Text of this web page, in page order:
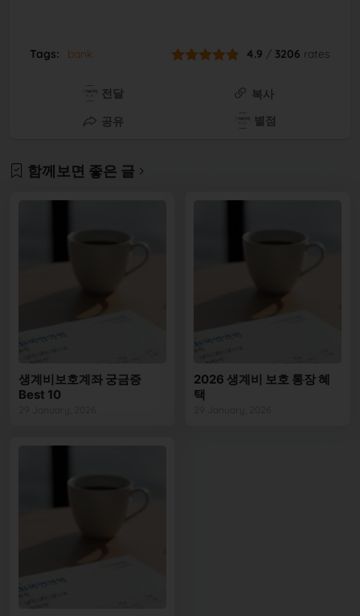
Tags: bank 4.9 / 3206 rates
전달
복사
공유
별점
함께보면 좋은 글
생계비보호계좌 궁금증
Best 10
2026 생계비 보호 통장 혜
택